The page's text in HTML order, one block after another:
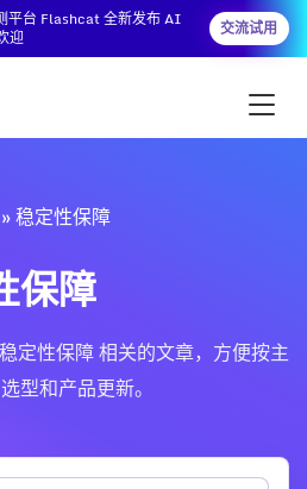
平台 Flashcat 全新发布 AI
迎
交流试用
稳定性保障
保障
定性保障 相关的文章，方便按主
型和产品更新。